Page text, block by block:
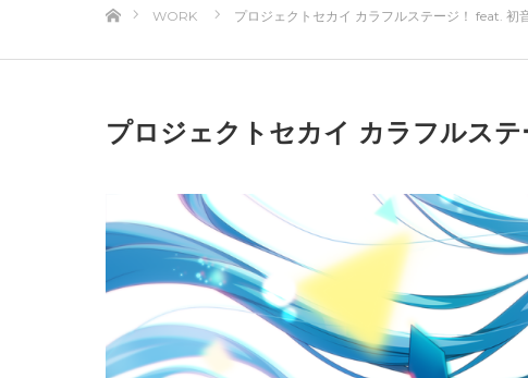
WORK プロジェクトセカイ カラフルステージ！ feat. 初
プロジェクトセカイ カラフルス